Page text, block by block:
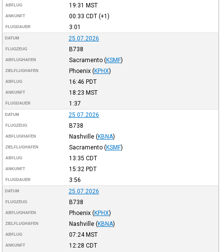
ABFLUG 19:31 MST
ANKUNFT 00:33 CDT(+1)
FLUGDAUER 3:01
DATUM 25.07.2026
FLUGZEUG B738
ABFLUGHAFEN Sacramento (KSMF)
ZIELFLUGHAFEN Phoenix (KPHX)
ABFLUG 16:46 PDT
ANKUNFT 18:23 MST
FLUGDAUER 1:37
DATUM 25.07.2026
FLUGZEUG B738
ABFLUGHAFEN Nashville (KBNA)
ZIELFLUGHAFEN Sacramento (KSMF)
ABFLUG 13:35 CDT
ANKUNFT 15:32 PDT
FLUGDAUER 3:56
DATUM 25.07.2026
FLUGZEUG B738
ABFLUGHAFEN Phoenix (KPHX)
ZIELFLUGHAFEN Nashville (KBNA)
ABFLUG 07:24MST
ANKUNFT 12:28 CDT